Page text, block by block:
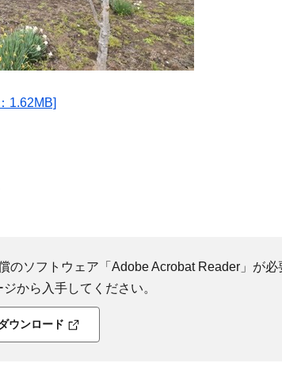
1.62MB]
のソフトウェア「Adobe Acrobat Reader」が
から入手してください。
ウンロード